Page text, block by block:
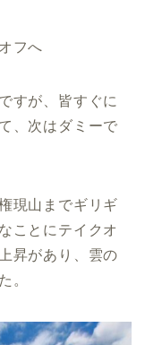
フへ
すが、皆すぐに
、次はダミーで
現山までギリギ
ことにテイクオ
昇があり、雲の
。